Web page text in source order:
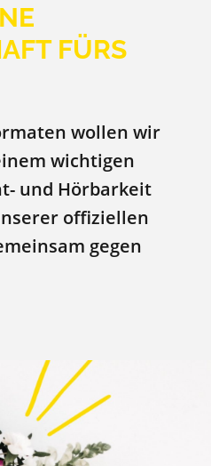
FÜRS
wollen wir
wichtigen
und Hörbarkeit
offiziellen
gegen